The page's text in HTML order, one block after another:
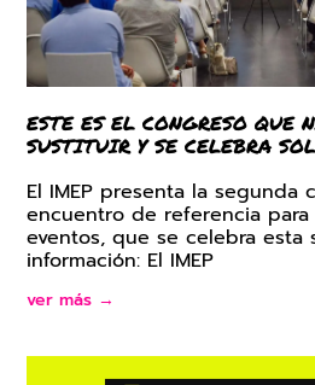
ESTE ES EL CONGRESO QUE
SUSTITUIR Y SE CELEBRA
El IMEP presenta la segunda
encuentro de referencia
eventos, que se celebra esta
información: El IMEP
ver más →